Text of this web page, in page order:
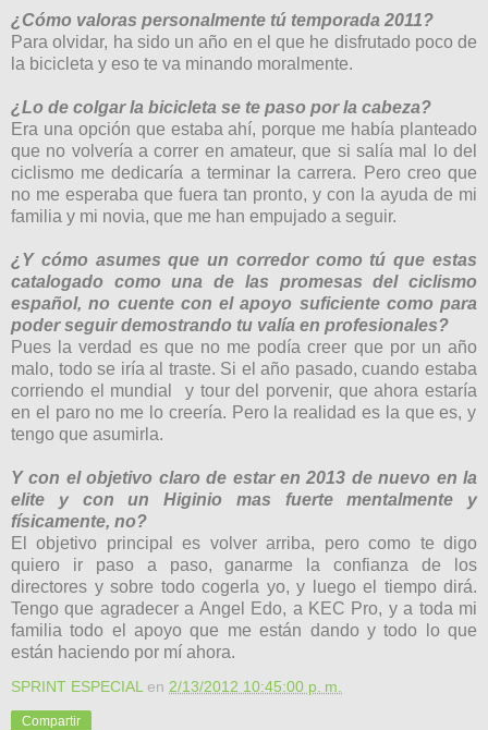
¿Cómo valoras personalmente tú temporada 2011?
Para olvidar, ha sido un año en el que he disfrutado poco de
la bicicleta y eso te va minando moralmente.
¿Lo de colgar la bicicleta se te paso por la cabeza?
Era una opción que estaba ahí, porque me había planteado
que no volvería a correr en amateur, que si salía mal lo del
ciclismo me dedicaría a terminar la carrera. Pero creo que
no me esperaba que fuera tan pronto, y con la ayuda de mi
familia y mi novia, que me han empujado a seguir.
¿Y cómo asumes que un corredor como tú que estas
catalogado como una de las promesas del ciclismo
español, no cuente con el apoyo suficiente como para
poder seguir demostrando tu valía en profesionales?
Pues la verdad es que no me podía creer que por un año
malo, todo se iría al traste. Si el año pasado, cuando estaba
corriendo el mundial
y tour del porvenir, que ahoraestaría
en el paro no me lo creería. Pero la realidad es la que es, y
tengo que asumirla.
Y con el objetivo claro de estar en 2013 de nuevo en la
elite y con un Higinio mas fuerte mentalmente y
físicamente, no?
El objetivo principal es volver arriba, pero como te digo
quiero ir paso a paso, ganarme la confianza de los
directores y sobre todo cogerla yo, y luego el tiempo dirá.
Tengo que agradecer a Angel Edo, a KEC Pro, y a toda mi
familia todo el apoyo que meestán dando y todo lo que
están haciendo por mí ahora.
SPRINT ESPECIAL en 2/13/2012 10:45:00 p. m.
Compartir